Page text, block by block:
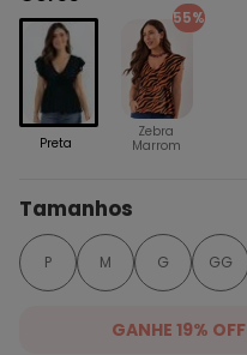
Preta
55%
Zebra
Marrom
Tamanhos
P M G GG
GANHE 19% OFF